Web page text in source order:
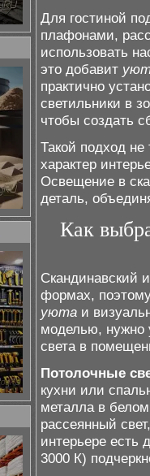
Для гостиной
плафонами,
использовать
это добавит
практично
светильники в
чтобы создать
Такой подход
характер
Освещение в
деталь,
Как
Скандинавский
формах,
уюта и
моделью, нужно
света в
Потолочные
кухни или
металла в
рассеянный
интерьере есть
3000 К)